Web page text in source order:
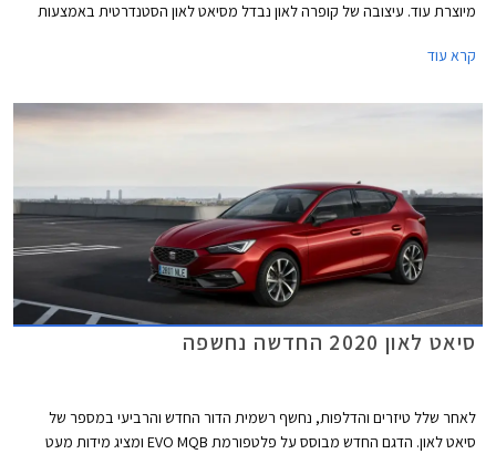
מיוצרת עוד. עיצובה של קופרה לאון נבדל מסיאט לאון הסטנדרטית באמצעות
גדולים, ושבכה קדמית מושחרת עם סמל המותג בצבע נחושת במרכזה. מאחור
בחישוקים בעיצוב אווירודינמי מיוחד המשלב גוון נחושת, חצאיות צד, ומראות
קרא עוד
סיאט לאון 2020 החדשה נחשפה
לאחר שלל טיזרים והדלפות, נחשף רשמית הדור החדש והרביעי במספר של
סיאט לאון. הדגם החדש מבוסס על פלטפורמת EVO MQB ומציג מידות מעט